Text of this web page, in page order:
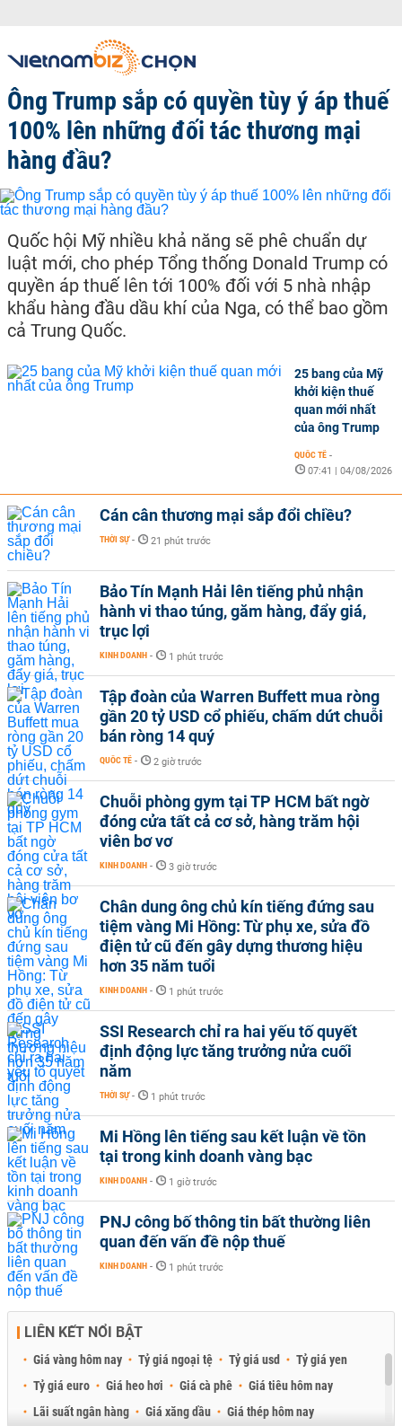
Ông Trump sắp có quyền tùy ý áp thuế
100% lên những đối tác thương mại
hàng đầu?
Quốc hội Mỹ nhiều khả năng sẽ phê chuẩn dự
luật mới, cho phép Tổng thống Donald Trump có
quyền áp thuế lên tới 100% đối với 5 nhà nhập
khẩu hàng đầu dầu khí của Nga, có thể bao gồm
cả Trung Quốc.
25 bang của Mỹ
khởi kiện thuế
quan mới nhất
của ông Trump
QUỐC TẾ -
07:41 | 04/08/2026
Cán cân thương mại sắp đổi chiều?
THỜI SỰ - 21 phút trước
Bảo Tín Mạnh Hải lên tiếng phủ nhận
hành vi thao túng, găm hàng, đẩy giá,
trục lợi
KINH DOANH - 1 phút trước
Tập đoàn của Warren Buffett mua ròng
gần 20 tỷ USD cổ phiếu, chấm dứt chuỗi
bán ròng 14 quý
QUỐC TẾ - 2 giờ trước
Chuỗi phòng gym tại TP HCM bất ngờ
đóng cửa tất cả cơ sở, hàng trăm hội
viên bơ vơ
KINH DOANH - 3 giờ trước
Chân dung ông chủ kín tiếng đứng sau
tiệm vàng Mi Hồng: Từ phụ xe, sửa đồ
điện tử cũ đến gây dựng thương hiệu
hơn 35 năm tuổi
KINH DOANH - 1 phút trước
SSI Research chỉ ra hai yếu tố quyết
định động lực tăng trưởng nửa cuối
năm
THỜI SỰ - 1 phút trước
Mi Hồng lên tiếng sau kết luận về tồn
tại trong kinh doanh vàng bạc
KINH DOANH - 1 giờ trước
PNJ công bố thông tin bất thường liên
quan đến vấn đề nộp thuế
KINH DOANH - 1 phút trước
LIÊN KẾT NỔI BẬT
Giá vàng hôm nay Tỷ giá ngoại tệ Tỷ giá usd
Tỷ giá yen
Tỷ giá euro
Giá heo hơi Giá cà phê
Giá tiêu hôm nay
Lãi suất ngân hàng
Giá xăng dầu Giá thép hôm nay